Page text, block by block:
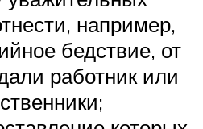
например,
бедствие, от
работник или